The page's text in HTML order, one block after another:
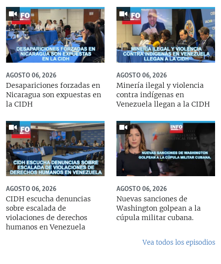
AGOSTO 06, 2026
Desapariciones forzadas en
Nicaragua son expuestas en
la CIDH
AGOSTO 06, 2026
Minería ilegal y violencia
contra indígenas en
Venezuela llegan a la CIDH
AGOSTO 06, 2026
CIDH escucha denuncias
sobre escalada de
violaciones de derechos
humanos en Venezuela
AGOSTO 06, 2026
Nuevas sanciones de
Washington golpean a la
cúpula militar cubana.
Vea todos los episodios